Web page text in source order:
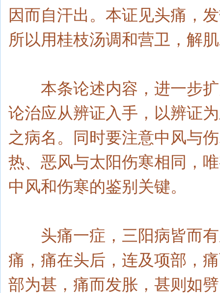
因而自汗出。本证见头痛，
所以用桂枝汤调和营卫，解
本条论述内容，进一步扩
论治应从辨证入手，以辨证
之病名。同时要注意中风与
热、恶风与太阳伤寒相同，
中风和伤寒的鉴别关键。
头痛一症，三阳病皆而有
痛，痛在头后，连及项部，
部为甚，痛而发胀，甚则如